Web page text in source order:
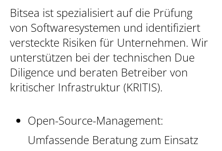
Bitsea ist spezialisiert auf die Prüfung
von Softwaresystemen und identifiziert
versteckte Risiken für Unternehmen. Wir
unterstützen bei der technischen Due
Diligence und beraten Betreiber von
kritischer Infrastruktur (KRITIS).
Open-Source-Management:
Umfassende Beratung zum Einsatz